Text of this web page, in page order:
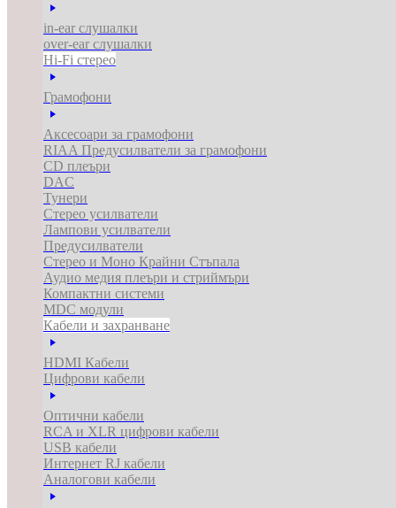
in-ear слушалки
over-ear слушалки
Hi-Fi стерео
Грамофони
Аксесоари за грамофони
RIAA Предусилватели за грамофони
CD плеъри
DAC
Тунери
Стерео усилватели
Лампови усилватели
Предусилватели
Стерео и Моно Крайни Стъпала
Аудио медия плеъри и стриймъри
Компактни системи
MDC модули
Кабели и захранване
HDMI Кабели
Цифрови кабели
Оптични кабели
RCA и XLR цифрови кабели
USB кабели
Интернет RJ кабели
Аналогови кабели